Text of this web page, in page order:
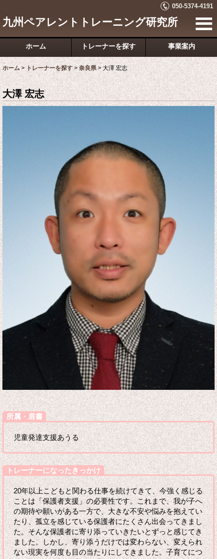
050-5374-4191
九州ペアレントトレーニング研究所
ホーム トレーナーを探す 事業案内
ホーム > トレーナーを探す > 奈良県 > 大澤 宏志
大澤 宏志
所属・肩書
児童発達支援あうる
トレーナーになったきっかけ
20年以上こどもと関わる仕事を続けてきて、今強く感じる
ことは「保護者支援」の必要性です。これまで、我が子へ
の期待や願いがある一方で、大きな不安や悩みを抱えてい
たり、孤立を感じている保護者にたくさん出会ってきまし
た。そんな保護者に寄り添っていきたいとずっと感じてき
ました。しかし、寄り添うだけでは変わらない、変えられ
ない現実を何度も目の当たりにしてきました。子育てにつ